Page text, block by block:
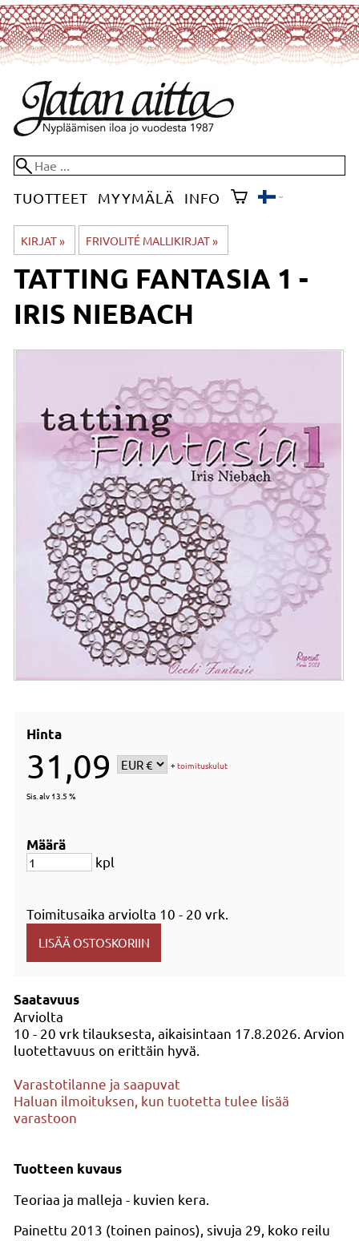
TUOTTEET MYYMÄLÄ INFO
KIRJAT‪» FRIVOLITÉ MALLIKIRJAT‪»
TATTING FANTASIA 1 -
IRIS NIEBACH
Hinta
31,09 +toimituskulut
Sis. alv 13.5 %
Määrä
kpl
Toimitusaika arviolta 10 - 20 vrk
Saatavuus
Arviolta
10 - 20 vrk tilauksesta, aikaisintaan 17.8.2026. Arvion
luotettavuus on erittäin hyvä.
Varastotilanne ja saapuvat
Haluan ilmoituksen, kun tuotetta tulee lisää
varastoon
Tuotteen kuvaus
Teoriaa ja malleja - kuvien kera.
Painettu 2013 (toinen painos), sivuja 29, koko reilu